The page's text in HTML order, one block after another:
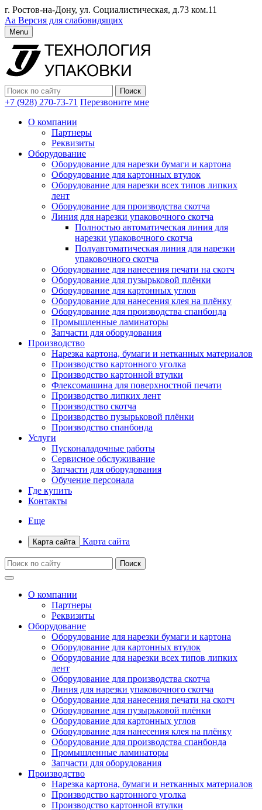
г. Ростов-на-Дону, ул. Социалистическая, д.73 ком.11
Аа Версия для слабовидящих
Menu
+7 (928) 270-73-71 Перезвоните мне
О компании
Партнеры
Реквизиты
Оборудование
Оборудование для нарезки бумаги и картона
Оборудование для картонных втулок
Оборудование для нарезки всех типов липких
лент
Оборудование для производства скотча
Линия для нарезки упаковочного скотча
Полностью автоматическая линия для
нарезки упаковочного скотча
Полуавтоматическая линия для нарезки
упаковочного скотча
Оборудование для нанесения печати на скотч
Оборудование для пузырьковой плёнки
Оборудование для картонных углов
Оборудование для нанесения клея на плёнку
Оборудование для производства спанбонда
Промышленные ламинаторы
Запчасти для оборудования
Производство
Нарезка картона, бумаги и нетканных материалов
Производство картонного уголка
Производство картонной втулки
Флексомашина для поверхностной печати
Производство липких лент
Производство скотча
Производство пузырьковой плёнки
Производство спанбонда
Услуги
Пусконаладочные работы
Сервисное обслуживание
Запчасти для оборудования
Обучение персонала
Где купить
Контакты
Еще
Карта сайта Карта сайта
О компании
Партнеры
Реквизиты
Оборудование
Оборудование для нарезки бумаги и картона
Оборудование для картонных втулок
Оборудование для нарезки всех типов липких
лент
Оборудование для производства скотча
Линия для нарезки упаковочного скотча
Оборудование для нанесения печати на скотч
Оборудование для пузырьковой плёнки
Оборудование для картонных углов
Оборудование для нанесения клея на плёнку
Оборудование для производства спанбонда
Промышленные ламинаторы
Запчасти для оборудования
Производство
Нарезка картона, бумаги и нетканных материалов
Производство картонного уголка
Производство картонной втулки